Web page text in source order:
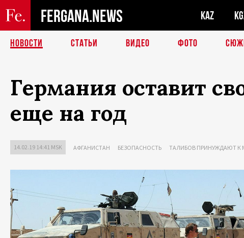
FERGANA.NEWS KAZ
НОВОСТИ СТАТЬИ ВИДЕО ФОТО
Германия оставит
еще на год
14.02.19 14:41 MSK АФГАНИСТАН БЕЗОПАСНОСТЬ ТАЛИБОВ ПРИНУЖДАЮТ К